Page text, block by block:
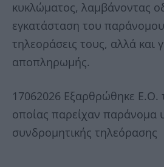
κυκλώματος, λαμβάνοντας
εγκατάσταση του παράνομου
τηλεοράσεις τους, αλλά και
αποπληρωμής.
17062026 Εξαρθρώθηκε Ε.Ο.
οποίας παρείχαν παράνομα
συνδρομητικής τηλεόρασης